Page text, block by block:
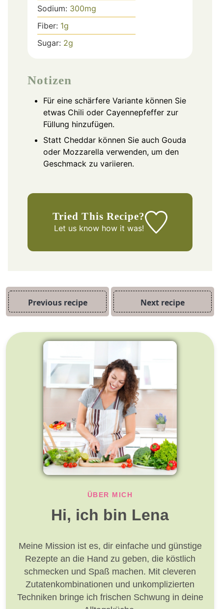
Sodium: 300mg
Fiber: 1g
Sugar: 2g
Notizen
Für eine schärfere Variante können Sie
etwas Chili oder Cayennepfeffer zur
Füllung hinzufügen.
Statt Cheddar können Sie auch Gouda
oder Mozzarella verwenden, um den
Geschmack zu variieren.
Tried This Recipe?
Let us knowhow it was!
Previous recipe Next recipe
ÜBER MICH
Hi, ich bin Lena
Meine Mission ist es, dir einfache und günstige
Rezepte an die Hand zu geben, die köstlich
schmecken und Spaß machen. Mit cleveren
Zutatenkombinationen und unkomplizierten
Techniken bringe ich frischen Schwung in deine